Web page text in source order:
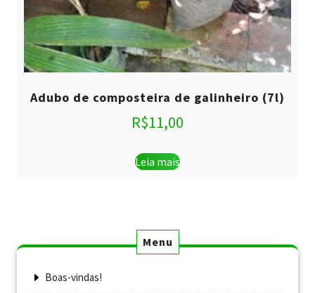
Adubo de composteira de galinheiro (7l)
R$11,00
Leia mais
Menu
Boas-vindas!